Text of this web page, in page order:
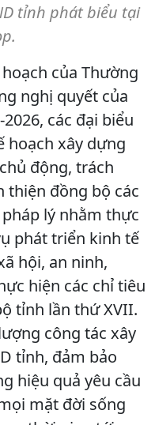
tỉnh phát biểu tại
của Thường
nghị quyết của
các đại biểu
hoạch xây dựng
động, trách
thiện đồng bộ các
lý nhằm thực
phát triển kinh tế
hội, an ninh,
hiện các chỉ tiêu
tỉnh lần thứ XVII.
công tác xây
tỉnh, đảm bảo
hiệu quả yêu cầu
mặt đời sống